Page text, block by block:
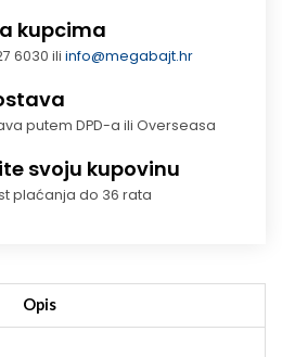
kupcima
6030 iliinfo@megabajt.hr
putem DPD-a ili Overseasa
svoju kupovinu
plaćanja do 36 rata
Opis